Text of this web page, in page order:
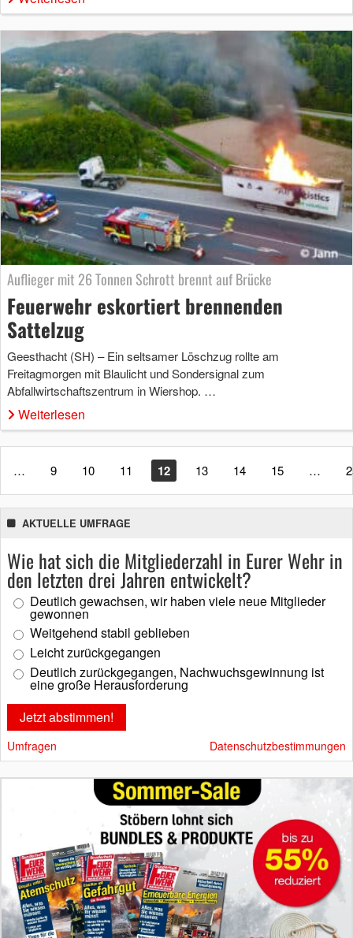
Auflieger mit 26 Tonnen Schrott brennt auf Brücke
Feuerwehr eskortiert brennenden
Sattelzug
Geesthacht (SH) – Ein seltsamer Löschzug rollte am
Freitagmorgen mit Blaulicht und Sondersignal zum
Abfallwirtschaftszentrum in Wiershop. …
Weiterlesen
… 9 10 11 12 13 14 15 …
AKTUELLE UMFRAGE
Wie hat sich die Mitgliederzahl in Eurer Wehr in
den letzten drei Jahren entwickelt?
Deutlich gewachsen, wir haben viele neue Mitglieder
gewonnen
Weitgehend stabil geblieben
Leicht zurückgegangen
Deutlich zurückgegangen, Nachwuchsgewinnung ist
eine große Herausforderung
Umfragen Datenschutzbestimmungen